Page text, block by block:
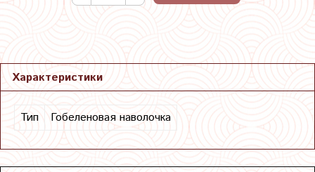
Характеристики
Тип Гобеленовая наволочка